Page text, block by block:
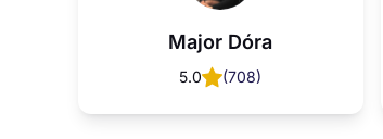
Major Dóra
5.0 (708)